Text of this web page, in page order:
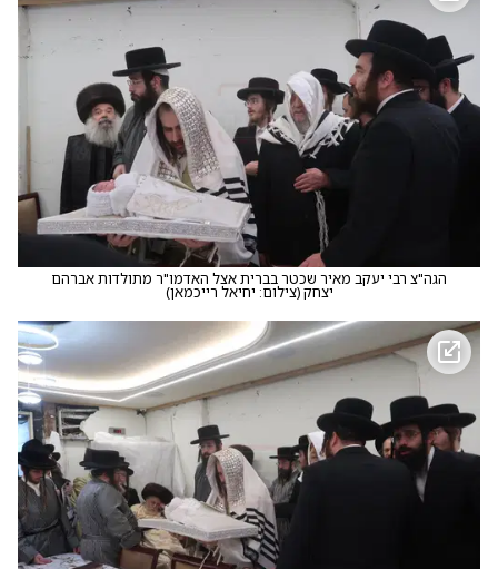
הגה"צ רבי יעקב מאיר שכטר בברית אצל האדמו"ר מתולדות אברהם
יצחק(צילום: יחיאל רייכמאן)